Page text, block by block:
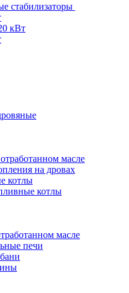
стабилизаторы
кВт
масле
на дровах
котлы
котлы
масле
печи